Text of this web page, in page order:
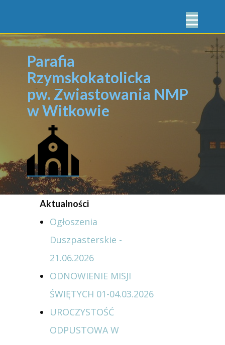
Parafia
Rzymskokatolicka
pw. Zwiastowania NMP
w Witkowie
Aktualności
Ogłoszenia
Duszpasterskie -
21.06.2026
ODNOWIENIE MISJI
ŚWIĘTYCH 01-04.03.2026
UROCZYSTOŚĆ
ODPUSTOWA W